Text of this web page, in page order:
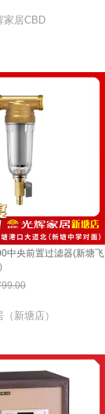
家居CBD
中央前置过滤器(新塘飞
新塘店）